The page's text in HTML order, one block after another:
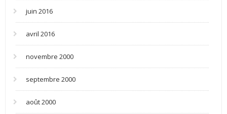
juin 2016
avril 2016
novembre 2000
septembre 2000
août 2000